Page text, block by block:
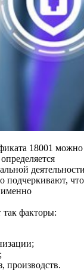
18001 можно
подчеркивают, что
именно
так факторы:
производств.